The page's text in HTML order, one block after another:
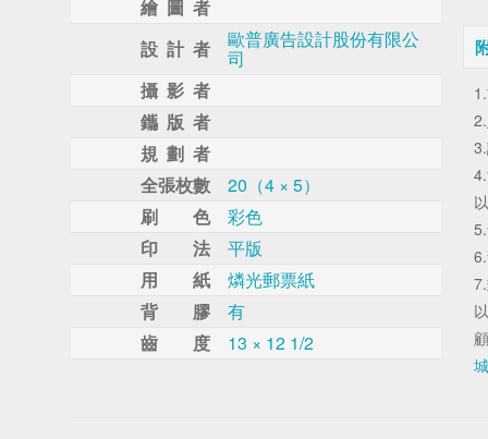
繪 圖 者
設 計 者
歐普廣告設計股份有限公
司
攝 影 者
鑴 版 者
規 劃 者
全張枚數
20（4 × 5）
刷 色
彩色
印 法
平版
用 紙
燐光郵票紙
背 膠
有
齒 度
13 × 12 1/2